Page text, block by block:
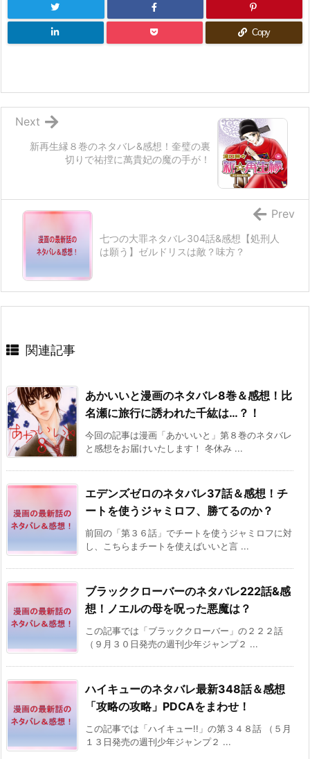
Copy
新再生縁８巻のネタバレ&感想！奎璧の裏
切りで祐摚に萬貴妃の魔の手が！
Next
七つの大罪ネタバレ304話&感想【処刑人
は願う】ゼルドリスは敵？味方？
Prev
関連記事
あかいいと漫画のネタバレ8巻＆感想！比
名瀬に旅行に誘われた千紘は…？！
今回の記事は漫画「あかいいと」第８巻のネタバレ
と感想をお届けいたします！ 冬休み ...
エデンズゼロのネタバレ37話＆感想！チ
ートを使うジャミロフ、勝てるのか？
前回の「第３６話」でチートを使うジャミロフに対
し、こちらまチートを使えばいいと言 ...
ブラッククローバーのネタバレ222話&感
想！ノエルの母を呪った悪魔は？
この記事では「ブラッククローバー」の２２２話
（９月３０日発売の週刊少年ジャンプ２ ...
ハイキューのネタバレ最新348話＆感想
「攻略の攻略」PDCAをまわせ！
この記事では「ハイキュー!!」の第３４８話 （５月
１３日発売の週刊少年ジャンプ２ ...